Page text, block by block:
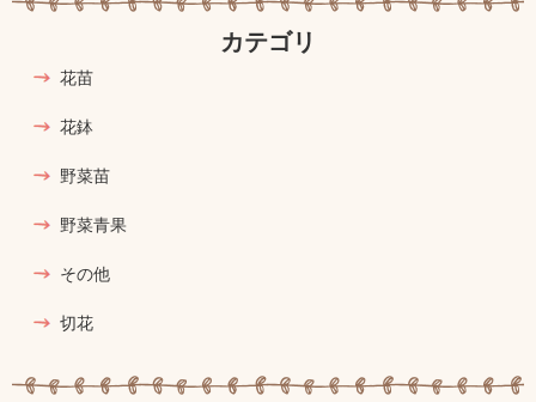
カテゴリ
花苗
花鉢
野菜苗
野菜青果
その他
切花